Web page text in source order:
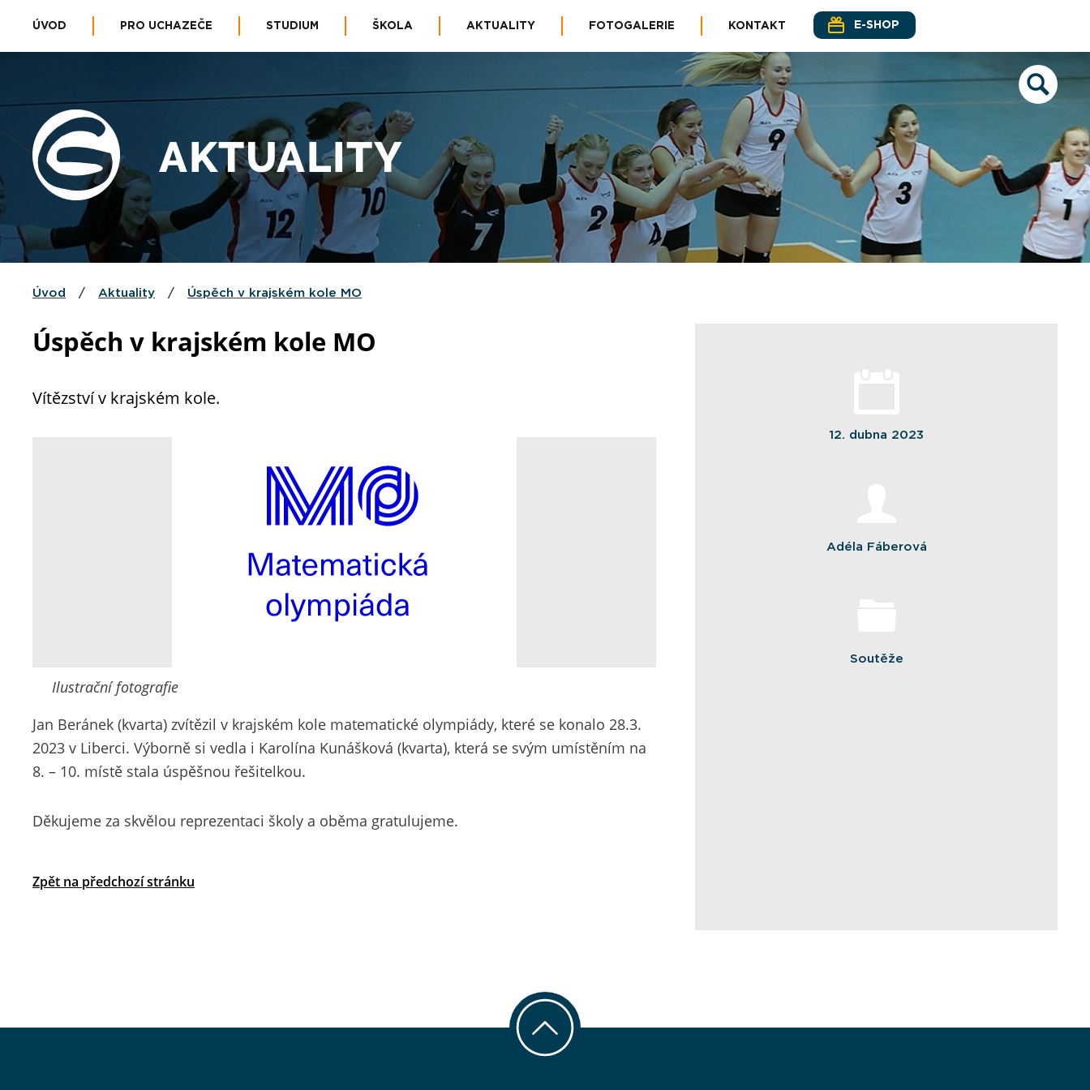
ÚVOD PRO UCHAZEČE STUDIUM ŠKOLA AKTUALITY FOTOGALERIE KONTAKT E-SHOP
AKTUALITY
Úvod / Aktuality / Úspěch v krajském kole MO
Úspěch v krajském kole MO
Vítězství v krajském kole.
Ilustrační fotografie
Jan Beránek (kvarta) zvítězil v krajském kole matematické olympiády, které se konalo 28.3.
2023 v Liberci. Výborně si vedla i Karolína Kunášková (kvarta), která se svým umístěním na
8. – 10. místě stala úspěšnou řešitelkou.
Děkujeme za skvělou reprezentaci školy a oběma gratulujeme.
Zpět na předchozí stránku
12. dubna 2023
Adéla Fáberová
Soutěže